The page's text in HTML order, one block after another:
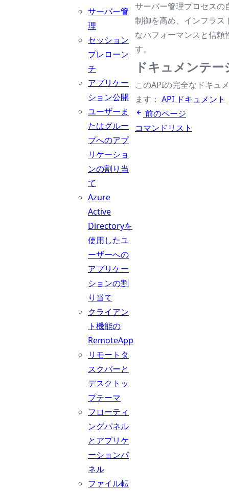
サーバー管
理
セッション
プレローン
チ
アプリケー
ション公開
ユーザーま
たはグルー
プへのアプ
リケーショ
ンの割り当
て
Azure
Active
Directoryを
使用したユ
ーザーへの
アプリケー
ションの割
り当て
クライアン
ト機能の
RemoteApp
リモートタ
スクバーと
デスクトッ
プテーマ
フローティ
ングパネル
とアプリケ
ーションパ
ネル
ファイル転
サーバー管理プロセスの
制御を高め、インフラス
なパフォーマンスと信頼
す。
ドキュメンテ
このAPIの完全なドキュ
ます： API ドキュメント
前のページ
コマンドリスト